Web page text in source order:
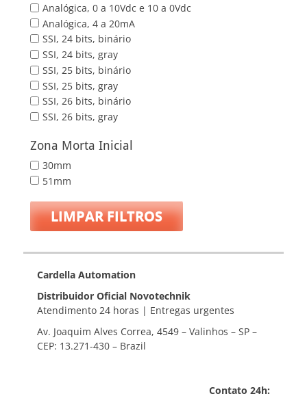
Analógica, 0 a 10Vdc e 10 a 0Vdc
Analógica, 4 a 20mA
SSI, 24 bits, binário
SSI, 24 bits, gray
SSI, 25 bits, binário
SSI, 25 bits, gray
SSI, 26 bits, binário
SSI, 26 bits, gray
Zona Morta Inicial
30mm
51mm
LIMPAR FILTROS
Cardella Automation
Distribuidor Oficial Novotechnik
Atendimento 24 horas | Entregas urgentes
Av. Joaquim Alves Correa, 4549 – Valinhos – SP –
CEP: 13.271-430 – Brazil
Contato 24h: